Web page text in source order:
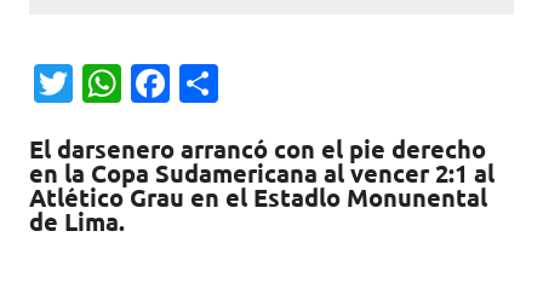
T
it
te
r
W
at
s
A
Fa
e
b
m
p
El darsenero arrancó con el pie derecho
en la Copa Sudamericana al vencer 2:1 al
Atlético Grau en el Estadlo Monunental
de Lima.